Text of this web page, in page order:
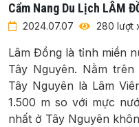
Cẩm Nang Du Lịch LÂM
2024.07.07 280 lượt
Lâm Đồng là tỉnh miền
Tây Nguyên. Nằm
Tây Nguyên là Lâm
1.500 m so với mực
nhất ở Tây Nguyên